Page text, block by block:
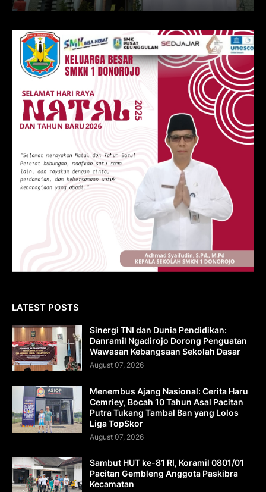
LATEST POSTS
Sinergi TNI dan Dunia Pendidikan:
Danramil Ngadirojo Dorong Penguatan
Wawasan Kebangsaan Sekolah Dasar
August 07, 2026
Menembus Ajang Nasional: Cerita Haru
Cemriey, Bocah 10 Tahun Asal Pacitan
Putra Tukang Tambal Ban yang Lolos
Liga TopSkor
August 07, 2026
Sambut HUT ke-81 RI, Koramil 0801/01
Pacitan Gembleng Anggota Paskibra
Kecamatan